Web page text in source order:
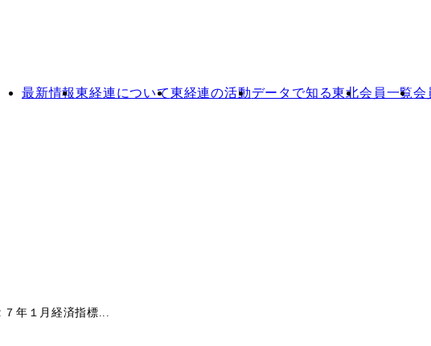
最新情報東経連について東経連の活動データで知る東北会員一覧会
年１月経済指標...